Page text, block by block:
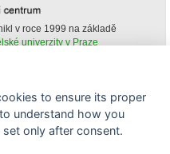
v roce 1999 na základě
univerzity v Praze
AGRIS je možné
uvedení zdroje v podobě
v AGRISu.
to ensure its proper
understand how you
only after consent.